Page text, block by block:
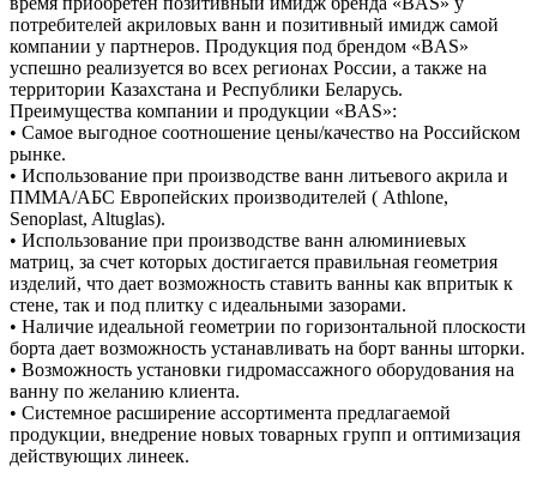
потребителей акриловых ванн и позитивный имидж самой
компании у партнеров. Продукция под брендом «BAS»
успешно реализуется во всех регионах России, а также на
территории Казахстана и Республики Беларусь.
Преимущества компании и продукции «BAS»:
• Самое выгодное соотношение цены/качество на Российском
рынке.
• Использование при производстве ванн литьевого акрила и
ПММА/АБС Европейских производителей ( Athlone,
Senoplast, Altuglas).
• Использование при производстве ванн алюминиевых
матриц, за счет которых достигается правильная геометрия
изделий, что дает возможность ставить ванны как впритык к
стене, так и под плитку с идеальными зазорами.
• Наличие идеальной геометрии по горизонтальной плоскости
борта дает возможность устанавливать на борт ванны шторки.
• Возможность установки гидромассажного оборудования на
ванну по желанию клиента.
• Системное расширение ассортимента предлагаемой
продукции, внедрение новых товарных групп и оптимизация
действующих линеек.